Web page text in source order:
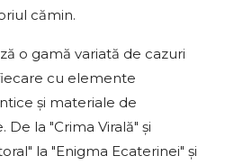
cămin.
o gamă variată de cazuri
cu elemente
și materiale de
De la "Crima Virală" și
la "Enigma Ecaterinei" și